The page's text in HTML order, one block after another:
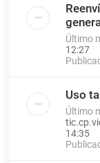
Último
12:27
Uso
Último
14:35